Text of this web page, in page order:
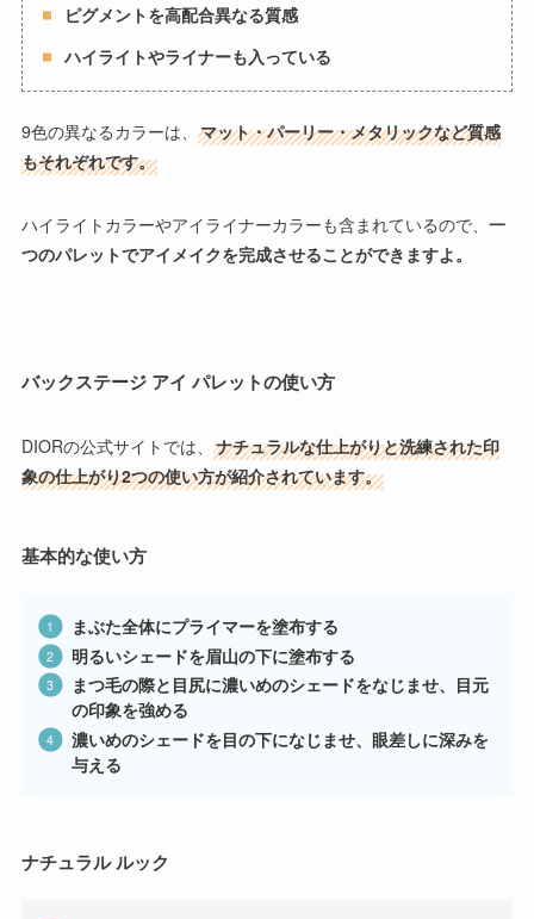
ピグメントを高配合異なる質感
ハイライトやライナーも入っている
9色の異なるカラーは、 マット・パーリー・メタリックなど質感
もそれぞれです。
ハイライトカラーやアイライナーカラーも含まれているので、 一
つのパレットでアイメイクを完成させることができますよ。
バックステージ アイ パレットの使い方
DIORの公式サイトでは、 ナチュラルな仕上がりと洗練された印
象の仕上がり2つの使い方が紹介されています。
基本的な使い方
まぶた全体にプライマーを塗布する
明るいシェードを眉山の下に塗布する
まつ毛の際と目尻に濃いめのシェードをなじませ、目元
の印象を強める
濃いめのシェードを目の下になじませ、眼差しに深みを
与える
ナチュラル ルック